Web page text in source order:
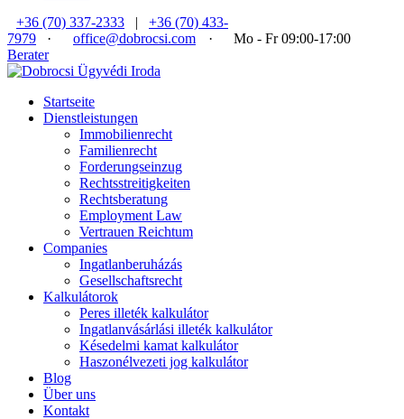
+36 (70) 337-2333
|
+36 (70) 433-
7979
· office@dobrocsi.com ·
Mo - Fr 09:00-17:00
Berater
Startseite
Dienstleistungen
Immobilienrecht
Familienrecht
Forderungseinzug
Rechtsstreitigkeiten
Rechtsberatung
Employment Law
Vertrauen Reichtum
Companies
Ingatlanberuházás
Gesellschaftsrecht
Kalkulátorok
Peres illeték kalkulátor
Ingatlanvásárlási illeték kalkulátor
Késedelmi kamat kalkulátor
Haszonélvezeti jog kalkulátor
Blog
Über uns
Kontakt